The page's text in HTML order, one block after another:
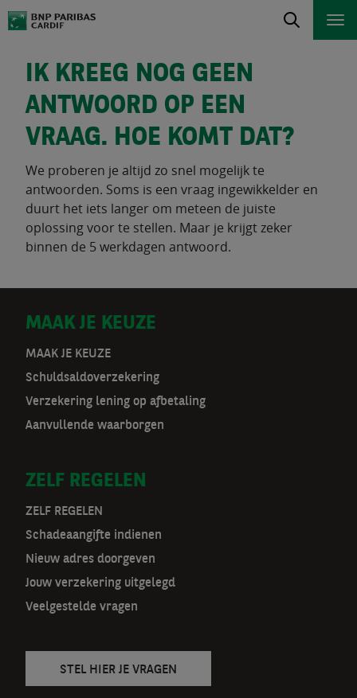
IK KREEG NOG GEEN
ANTWOORD OP EEN
VRAAG. HOE KOMT DAT?
We proberen je altijd zo snel mogelijk te
antwoorden. Soms is een vraag ingewikkelder en
duurt het iets langer om meteen de juiste
oplossing voor te stellen. Maar je krijgt zeker
binnen de 5 werkdagen antwoord.
D
o
o
r
a
t
n
a
v
MAAK JE KEUZE
MAAK JE KEUZE
Schuldsaldoverzekering
Verzekering lening op afbetaling
Aanvullende waarborgen
ZELF REGELEN
ZELF REGELEN
Schadeaangifte indienen
Nieuw adres doorgeven
Jouw verzekering uitgelegd
Veelgestelde vragen
STEL HIER JE VRAGEN